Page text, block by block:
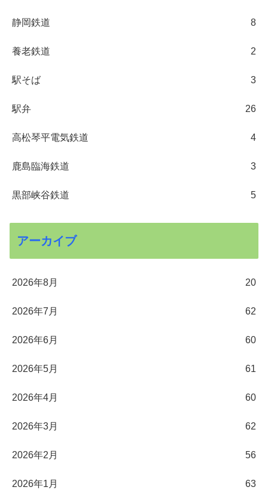
静岡鉄道 8
養老鉄道 2
駅そば 3
駅弁 26
高松琴平電気鉄道 4
鹿島臨海鉄道 3
黒部峡谷鉄道 5
アーカイブ
2026年8月 20
2026年7月 62
2026年6月 60
2026年5月 61
2026年4月 60
2026年3月 62
2026年2月 56
2026年1月 63